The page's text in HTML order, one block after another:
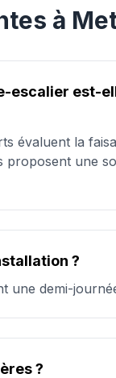
à
escalier est-
évaluent la
proposent une
?
une demi-
?